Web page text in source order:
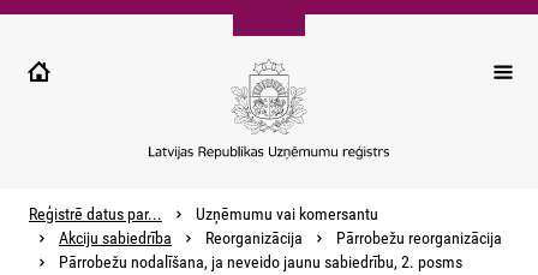
Pārlekt
galveno
Reģistrē datus par...
Uzņēmumu vai komersantu
Akciju sabiedrība
Reorganizācija
Pārrobežu reorganizācija
Pārrobežu nodalīšana, ja neveido jaunu sabiedrību, 2. posms